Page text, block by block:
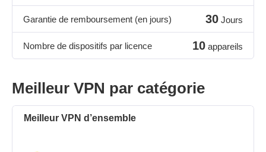
Garantie de remboursement (en jours) 30 Jours
Nombre de dispositifs par licence 10 appareils
Meilleur VPN par catégorie
Meilleur VPN d’ensemble